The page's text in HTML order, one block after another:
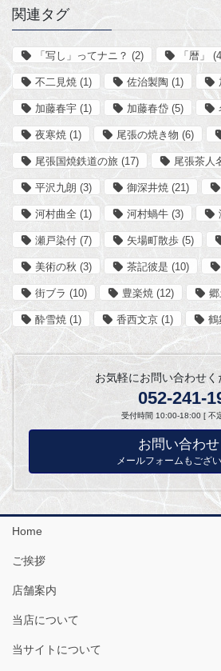
関連タグ
「写し」ってナニ？ (2) 「暦」
不二見焼 (1) 佐治製陶 (1)
加藤春宇 (1) 加藤春岱 (5)
夜寒焼 (1) 尾張の焼き物 (6)
尾張国焼鉄道の旅 (17) 尾張茶人
平沢九朗 (3) 御深井焼 (21)
河村曲全 (1) 河村蝸牛 (3)
瀬戸染付 (7) 矢場町散歩 (5)
美術の秋 (3) 茶記彼是 (10)
街ブラ (10) 豊楽焼 (12) 郷
酔雪焼 (1) 香西文京 (1) 鶴
お気軽にお問い合わせく
052-241-
受付時間 10:00-18:00 [ 不
お問い合わせ
メールフォームもござ
Home
ご挨拶
店舗案内
当店について
当サイトについて